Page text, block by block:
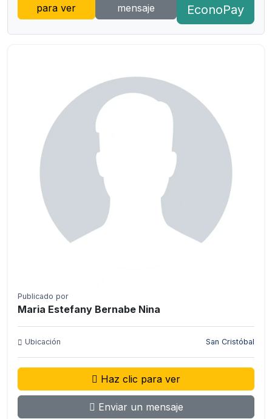
para ver
mensaje
EconoPay
Publicado por
Maria Estefany Bernabe Nina
Ubicación San Cristóbal
Haz clic para ver
Enviar un mensaje